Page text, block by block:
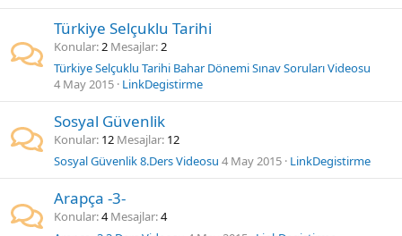
Türkiye Selçuklu Tarihi
Konular 2 Mesajlar 2
Türkiye Selçuklu Tarihi Bahar Dönemi Sınav Soruları Videosu
4 May 2015 LinkDegistirme
Sosyal Güvenlik
Konular 12 Mesajlar 12
Sosyal Güvenlik 8.Ders Videosu 4 May 2015 LinkDegistirme
Arapça -3-
Konular 4 Mesajlar 4